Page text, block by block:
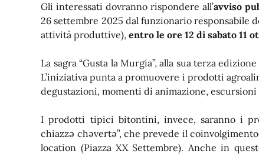
Gli interessati dovranno rispondere all’avviso
26 settembre 2025 dal funzionario responsabile
attività produttive),entro le ore 12 di sabato 11
La sagra “Gusta la Murgia”, alla sua terza
L’iniziativa punta a promuovere i prodotti
degustazioni, momenti di animazione,
I prodotti tipici bitontini, invece, saranno i
chiazzə chəvertə”, che prevede il
location (Piazza XX Settembre). Anche in